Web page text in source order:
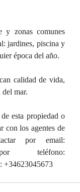
y zonas comunes
jardines, piscina y
época del año.
calidad de vida,
mar.
esta propiedad o
con los agentes de
por email:
por teléfono:
+34623045673